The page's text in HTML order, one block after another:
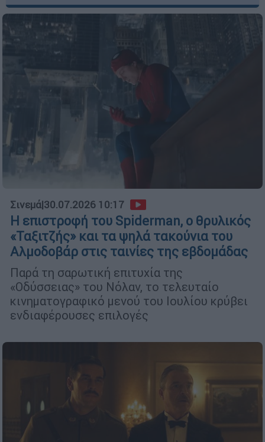
Σινεμά|30.07.2026 10:17
Η επιστροφή του Spiderman, ο θρυλικός
«Ταξιτζής» και τα ψηλά τακούνια του
Αλμοδοβάρ στις ταινίες της εβδομάδας
Παρά τη σαρωτική επιτυχία της
«Οδύσσειας» του Νόλαν, το τελευταίο
κινηματογραφικό μενού του Ιουλίου κρύβει
ενδιαφέρουσες επιλογές